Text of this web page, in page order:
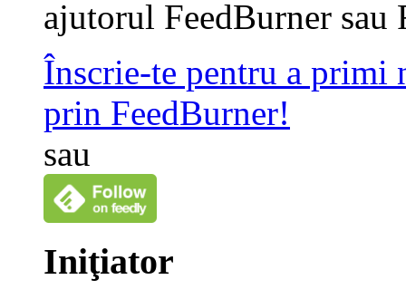
ajutorul FeedBurner sau
Înscrie-te pentru a primi
prin FeedBurner!
sau
Iniţiator